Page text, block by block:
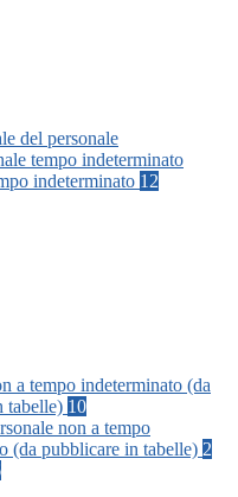
del personale
tempo indeterminato
indeterminato 12
a tempo indeterminato (da
tabelle) 10
non a tempo
(da pubblicare in tabelle) 2